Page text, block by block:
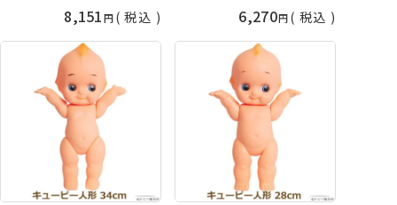
8,151 税込 6,270 税込